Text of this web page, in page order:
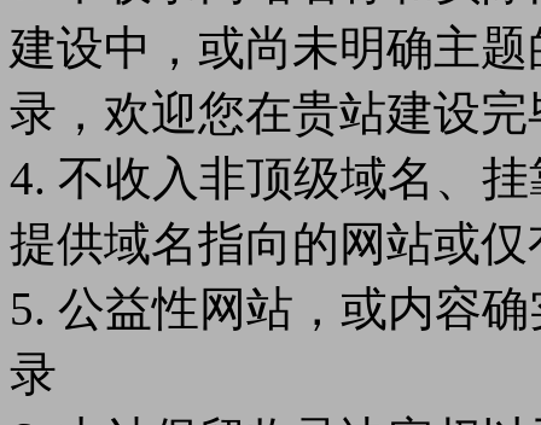
建设中，或尚未明确主
录，欢迎您在贵站建设
4. 不收入非顶级域名、
提供域名指向的网站或
5. 公益性网站，或内容
录